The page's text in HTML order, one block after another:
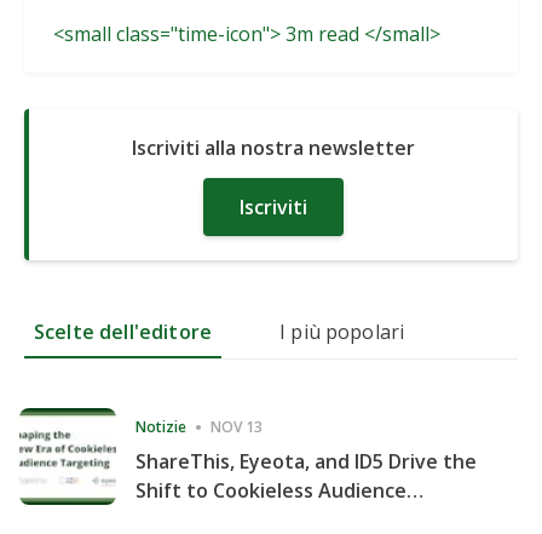
<small class="time-icon"> 3m read </small>
Iscriviti alla nostra newsletter
Iscriviti
Scelte dell'editore I più popolari
Notizie NOV 13
ShareThis, Eyeota, and ID5 Drive the
Shift to Cookieless Audience